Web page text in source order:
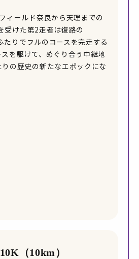
ィールド奈良から天理までの
受けた第2走者は復路の
たりでフルのコースを完走する
を駆けて、めぐり合う中継地
の歴史の新たなエポックにな
（10km）